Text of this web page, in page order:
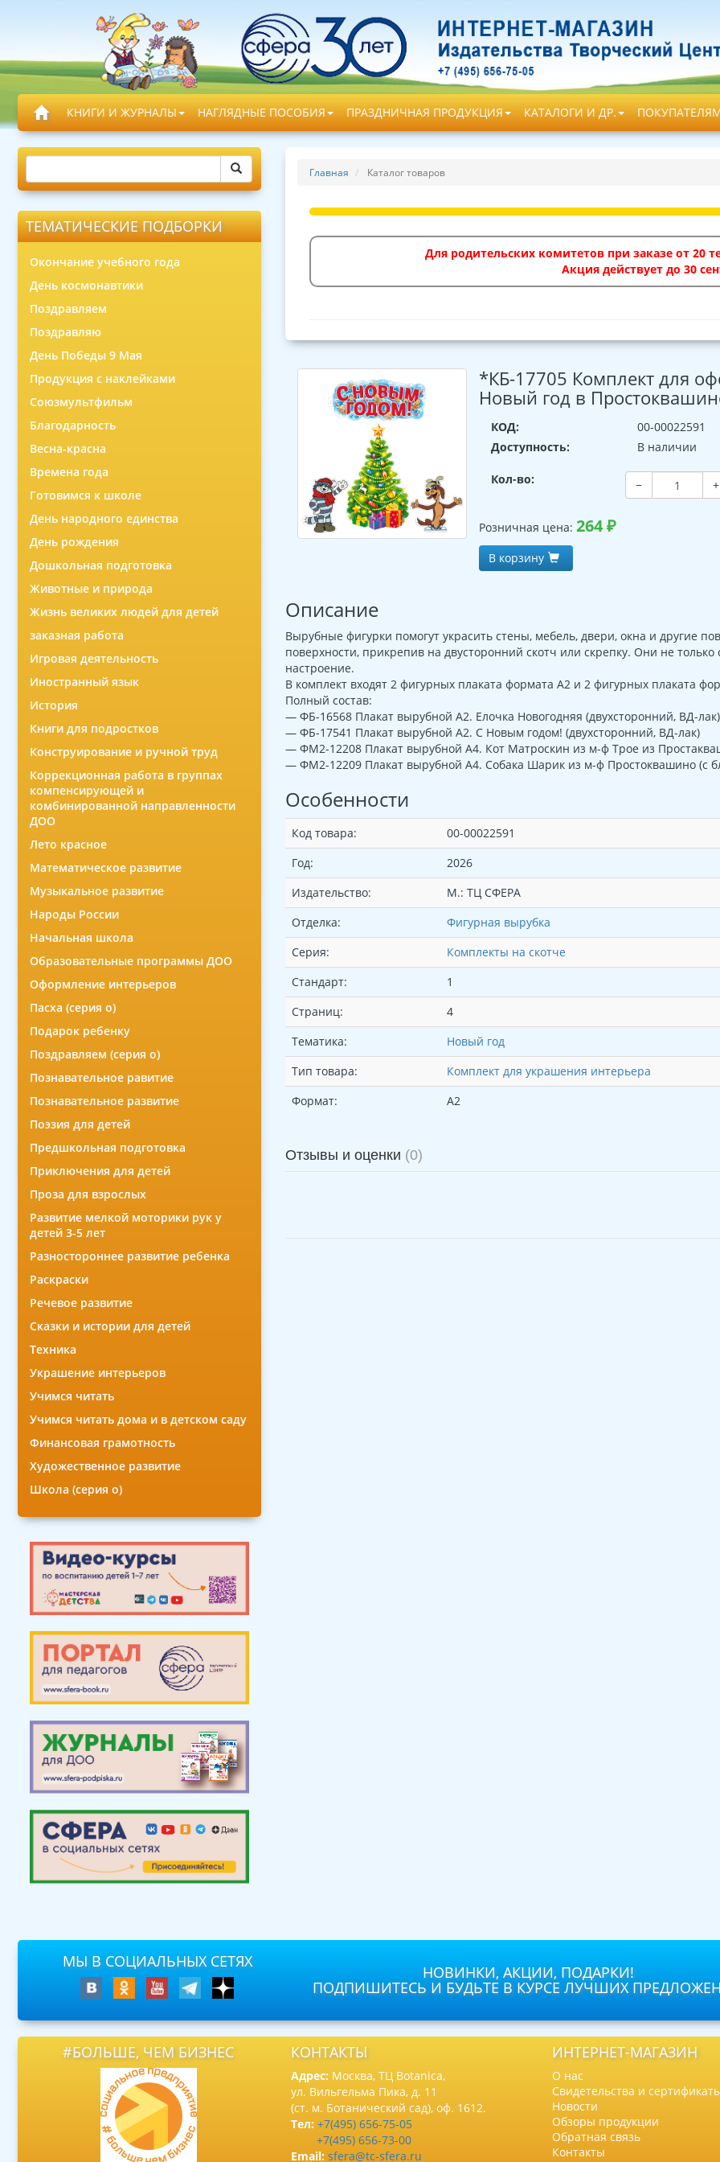
КНИГИ И ЖУРНАЛЫ НАГЛЯДНЫЕ ПОСОБИЯ ПРАЗДНИЧНАЯ ПРОДУКЦИЯ КАТАЛОГИ И ДР.
ТЕМАТИЧЕСКИЕ ПОДБОРКИ
Окончание учебного года
День космонавтики
Поздравляем
Поздравляю
День Победы 9 Мая
Продукция с наклейками
Союзмультфильм
Благодарность
Весна-красна
Времена года
Готовимся к школе
День народного единства
День рождения
Дошкольная подготовка
Животные и природа
Жизнь великих людей для детей
заказная работа
Игровая деятельность
Иностранный язык
История
Книги для подростков
Конструирование и ручной труд
Коррекционная работа в группах
компенсирующей и
комбинированной направленности
ДОО
Лето красное
Математическое развитие
Музыкальное развитие
Народы России
Начальная школа
Образовательные программы ДОО
Оформление интерьеров
Пасха (серия о)
Подарок ребенку
Поздравляем (серия о)
Познавательное равитие
Познавательное развитие
Поэзия для детей
Предшкольная подготовка
Приключения для детей
Проза для взрослых
Развитие мелкой моторики рук у
детей 3-5 лет
Разностороннее развитие ребенка
Раскраски
Речевое развитие
Сказки и истории для детей
Техника
Украшение интерьеров
Учимся читать
Учимся читать дома и в детском саду
Финансовая грамотность
Художественное развитие
Школа (серия о)
Главная Каталог товаров
Для родительских комитетов при заказе от 20
Акция действует до 30
*КБ-17705 Комплект для
Новый год в
КОД:
00-00022591
Доступность:
В наличии
Кол-во: − +
Розничная цена:264₽
В корзину
Описание
Вырубные фигурки помогут украсить стены, мебель, двери, окна и другие
поверхности, прикрепив на двусторонний скотч или скрепку. Они не
настроение.
В комплект входят 2 фигурных плаката формата А2 и 2 фигурных плаката
Полный состав:
— ФБ-16568 Плакат вырубной А2. Елочка Новогодняя (двухсторонний, ВД-лак)
— ФБ-17541 Плакат вырубной А2. С Новым годом! (двухсторонний, ВД-лак)
— ФМ2-12208 Плакат вырубной А4. Кот Матроскин из м-ф Трое из
— ФМ2-12209 Плакат вырубной А4. Собака Шарик из м-ф Простоквашино (с
Особенности
Код товара:
00-00022591
Год:
2026
Издательство:
М.: ТЦ СФЕРА
Отделка:
Фигурная вырубка
Серия:
Комплекты на скотче
Стандарт:
1
Страниц:
4
Тематика:
Новый год
Тип товара:
Комплект для украшения интерьера
Формат:
А2
Отзывы и оценки (0)
МЫ В СОЦИАЛЬНЫХ СЕТЯХ
НОВИНКИ, АКЦИИ, ПОДАРКИ!
ПОДПИШИТЕСЬ И БУДЬТЕ В КУРСЕ ЛУЧШИХ
#БОЛЬШЕ, ЧЕМ БИЗНЕС КОНТАКТЫ
Адрес: Москва, ТЦ Botanica,
ул. Вильгельма Пика, д. 11
(ст. м. Ботанический сад), оф. 1612.
Тел: +7(495) 656-75-05
+7(495) 656-73-00
Email: sfera@tc-sfera.ru
ИНТЕРНЕТ-МАГАЗИН
О нас
Свидетельства и
Новости
Обзоры продукции
Обратная связь
Контакты